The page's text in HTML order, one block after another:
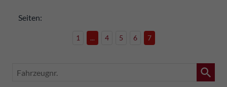
Seiten:
1 ... 4 5 6 7
Fahrzeugnr.